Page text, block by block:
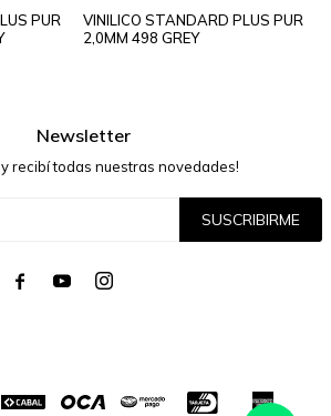
PUR
VINILICO STANDARD PLUS PUR
2,0MM 498 GREY
Newsletter
y recibí todas nuestras novedades!
SUSCRIBIRME
  